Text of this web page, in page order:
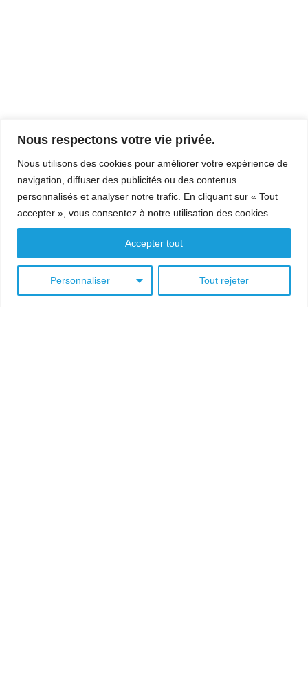
Nous respectons votre vie privée.
Nous utilisons des cookies pour améliorer votre expérience de
navigation, diffuser des publicités ou des contenus
personnalisés et analyser notre trafic. En cliquant sur « Tout
accepter », vous consentez à notre utilisation des cookies.
Personnaliser Tout rejeter
Accepter tout